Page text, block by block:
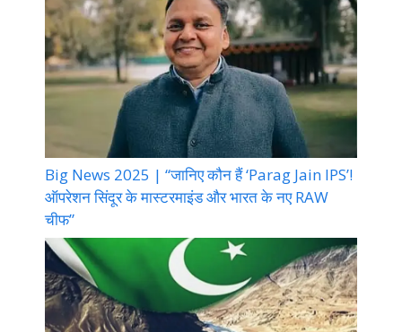
Big News 2025 | “जानिए कौन हैं ‘Parag Jain IPS’!
ऑपरेशन सिंदूर के मास्टरमाइंड और भारत के नए RAW
चीफ”